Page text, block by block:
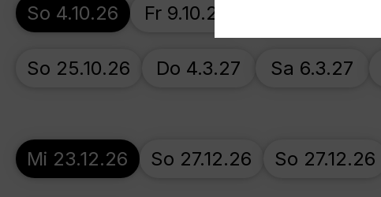
So 4.10.26 Fr 9.10.26
So 25.10.26 Do 4.3.27 Sa 6.3.27
Mi 23.12.26 So 27.12.26 So 27.12.26